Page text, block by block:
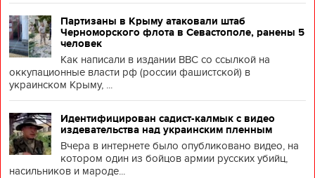
Партизаны в Крыму атаковали штаб
Черноморского флота в Севастополе, ранены 5
человек
Как написали в издании BBC со ссылкой на
оккупационные власти рф (россии фашистской) в
украинском Крыму, ...
Идентифицирован садист-калмык с видео
издевательства над украинским пленным
Вчера в интернете было опубликовано видео, на
котором один из бойцов армии русских убийц,
насильников и мароде...